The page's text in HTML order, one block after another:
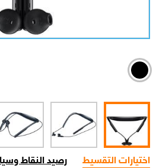
اختيارات التقسيط رصيد النقاط